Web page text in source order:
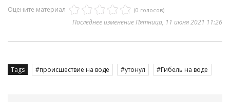
Оцените материал (0 голосов)
Последнее изменение Пятница, 11 июня 2021 11:26
Tags происшествие на воде утонул Гибель на воде